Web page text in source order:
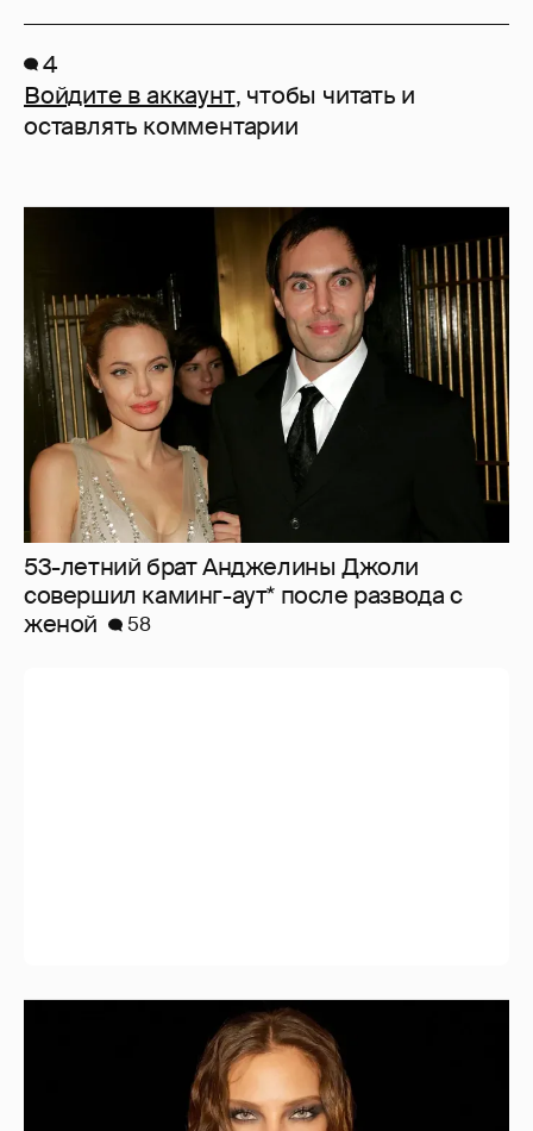
4
Войдите в аккаунт, чтобы читать и
оставлять комментарии
53-летний брат Анджелины Джоли
совершил каминг-аут* после развода с
женой
58
Алеся Кафельникова станцевала в
сниппете своего нового трека